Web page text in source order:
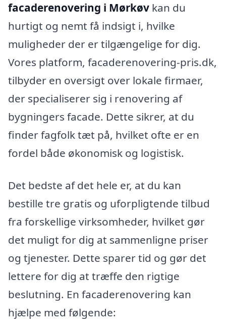
facaderenovering i Mørkøv kan du
hurtigt og nemt få indsigt i, hvilke
muligheder der er tilgængelige for dig.
Vores platform, facaderenovering-pris.dk,
tilbyder en oversigt over lokale firmaer,
der specialiserer sig i renovering af
bygningers facade. Dette sikrer, at du
finder fagfolk tæt på, hvilket ofte er en
fordel både økonomisk og logistisk.
Det bedste af det hele er, at du kan
bestille tre gratis og uforpligtende tilbud
fra forskellige virksomheder, hvilket gør
det muligt for dig at sammenligne priser
og tjenester. Dette sparer tid og gør det
lettere for dig at træffe den rigtige
beslutning. En facaderenovering kan
hjælpe med følgende: